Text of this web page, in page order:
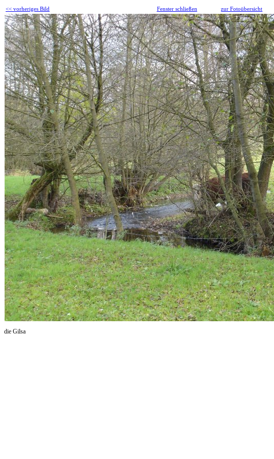
<< vorheriges Bild Fenster schließen zur Fotoübersicht
die Gilsa